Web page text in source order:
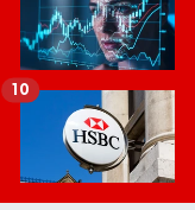
10